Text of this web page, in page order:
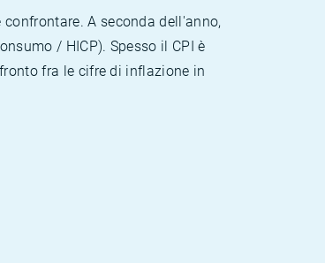
A seconda dell'anno,
/ HICP). Spesso il CPI è
fra le cifre di inflazione in